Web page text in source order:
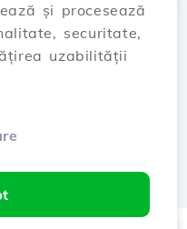
4 5
of 389
și procesează
securitate,
uzabilității